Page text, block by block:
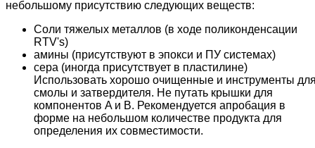
небольшому присутствию следующих веществ:
Соли тяжелых металлов (в ходе поликонденсации
RTV's)
амины (присутствуют в эпокси и ПУ системах)
сера (иногда присутствует в пластилине)
Использовать хорошо очищенные и инструменты
смолы и затвердителя. Не путать крышки для
компонентов A и B. Рекомендуется апробация в
форме на небольшом количестве продукта для
определения их совместимости.